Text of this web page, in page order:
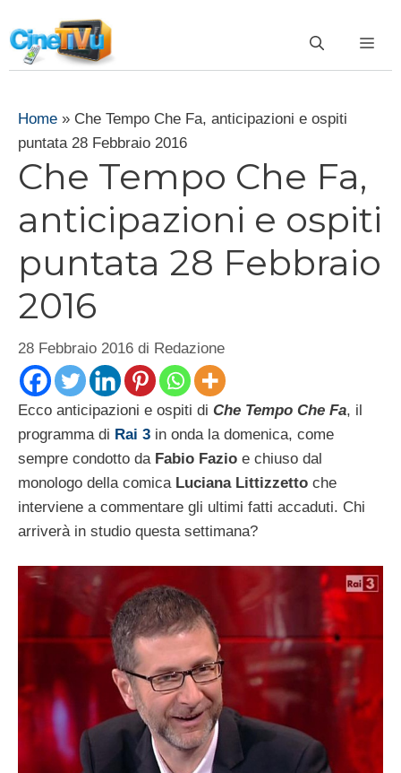
al
contenuto
Home » Che Tempo Che Fa, anticipazioni e ospiti
puntata 28 Febbraio 2016
Che Tempo Che Fa,
anticipazioni e ospiti
puntata 28 Febbraio
2016
28 Febbraio 2016 di Redazione
Ecco anticipazioni e ospiti di Che Tempo Che Fa, il
programma di Rai 3 in onda la domenica, come
sempre condotto da Fabio Fazio e chiuso dal
monologo della comica Luciana Littizzetto che
interviene a commentare gli ultimi fatti accaduti. Chi
arriverà in studio questa settimana?